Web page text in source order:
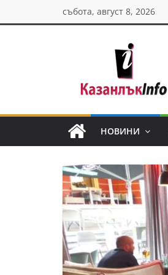
to
събота, август 8, 2026
Казанлък
инфо
о
в
и
н
и
о
НОВИНИ